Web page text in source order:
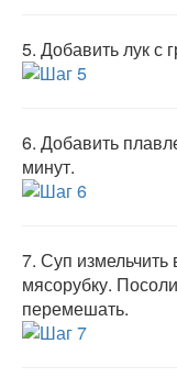
5. Добавить лук с
6. Добавить
минут.
7. Суп измельчить
мясорубку.
перемешать.